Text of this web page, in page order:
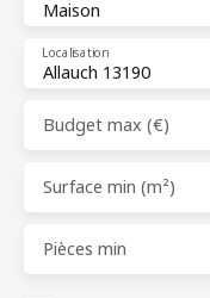
Maison
Allauch 13190
Localisation
Budget max (€)
Surface min (m²)
Pièces min